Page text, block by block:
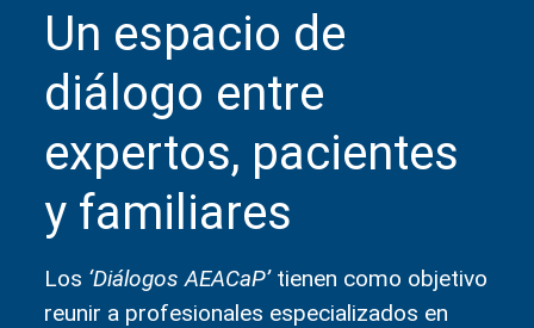
Un espacio de
diálogo entre
expertos, pacientes
y familiares
Los ‘Diálogos AEACaP’tienen como objetivo
reunir a profesionales especializados en